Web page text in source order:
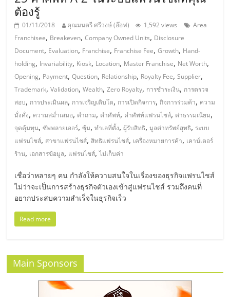
รวม
แฟ
รน
ไชส์
ขาย
แฟ
รน
ไชส์
แฟ
ต้องรู้
01/11/2018 คุณมนตรี ศรีวงษ์ (อ๊อฟ) 1,592 views
Area
Franchisee, Breakeven,Company Owned Units, Disclosure
Document, Evaluation, Franchise, Franchise Fee,Growth, Hand-
holding, Invariability, Kiosk, Location, Master Franchise, Net Worth,
Opening, Payment,Question, Relationship, Royalty Fee,Supplier,
Trademark,Validation,Wealth,Zero Royalty, การชำระเงิน, การตรวจ
สอบ, การประเมินผล, การเจริญเติบโต, การเปิดกิจการ,กิจการร่วมค้า, ความ
มั่งคั่ง, ความสม่ำเสมอ, คำถาม, คำศัพท์, คำศัพท์แฟรนไชส์, ค่าธรรมเนียม,
จุดคุ้มทุน,ซัพพลายเออร์,ซุ้ม,ทำเลที่ตั้ง,ผู้รับสิทธิ,มูลค่าทรัพย์สุทธิ, ระบบ
แฟรนไชส์, สาขาแฟรนไชส์,สิทธิแฟรนไชส์, เครื่องหมายการค้า, เคาน์เตอร์
ร้าน, เอกสารข้อมูล, แฟรนไชส์,ไม่เก็บค่า
เชื่อว่าหลายๆ คน กำลังให้ความสนใจในเรื่องของธุรกิจแฟรนไชส์
ไม่ว่าจะเป็นการสร้างธุรกิจตัวเองเข้าสู่แฟรนไชส์ รวมถึงคนที่
อยากประสบความสำเร็จในธุรกิจเร็ว
Read more
Main Sponsors